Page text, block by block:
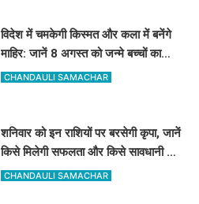
विदेश में चमकेगी किस्मत और कला में बनेंगे
माहिर: जानें 8 अगस्त को जन्मे बच्चों का
जीवन और आज का राशिफल
CHANDAULI SAMACHAR
शनिवार को इन राशियों पर बरसेगी कृपा, जानें
किसे मिलेगी सफलता और किसे सावधानी की
जरूरत
CHANDAULI SAMACHAR